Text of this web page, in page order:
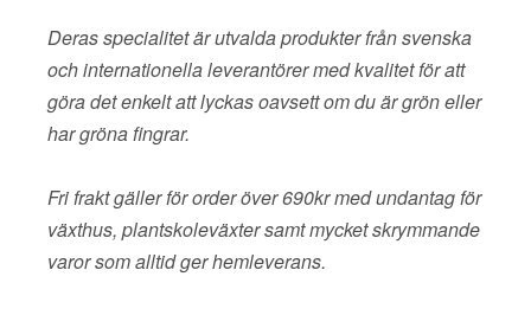
Deras specialitet är utvalda produkter från svenska
och internationella leverantörer med kvalitet för att
göra det enkelt att lyckas oavsett om du är grön eller
har gröna fingrar.
Fri frakt gäller för order över 690kr med undantag för
växthus, plantskoleväxter samt mycket skrymmande
varor som alltid ger hemleverans.